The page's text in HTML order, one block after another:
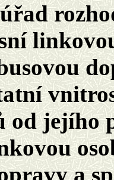
od jejího
a